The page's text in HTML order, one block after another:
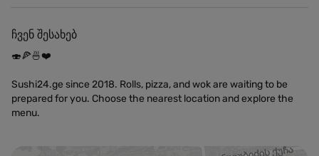
ჩვენ შესახებ
🍣🍕🍜❤️
Sushi24.ge since 2018. Rolls, pizza, and wok are waiting to be
prepared for you. Choose the nearest location and explore the
menu.